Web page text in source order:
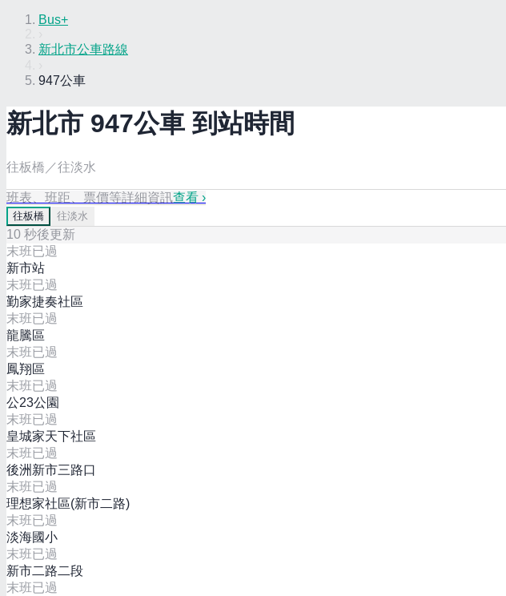
Bus+
新北市公車路線
947公車
新北市 947公車 到站時間
往板橋／往淡水
班表、班距、票價等詳細資訊查看 ›
往板橋 往淡水
10 秒後更新
末班已過
新市站
末班已過
勤家捷奏社區
末班已過
龍騰區
末班已過
鳳翔區
末班已過
公23公園
末班已過
皇城家天下社區
末班已過
後洲新市三路口
末班已過
理想家社區(新市二路)
末班已過
淡海國小
末班已過
新市二路二段
末班已過